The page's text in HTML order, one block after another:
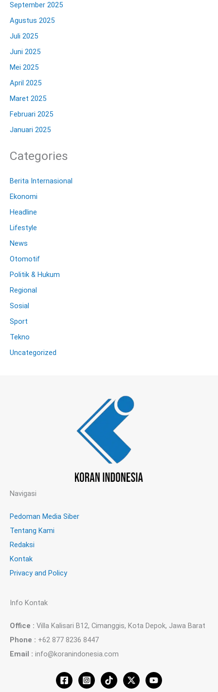
September 2025
Agustus 2025
Juli 2025
Juni 2025
Mei 2025
April 2025
Maret 2025
Februari 2025
Januari 2025
Categories
Berita Internasional
Ekonomi
Headline
Lifestyle
News
Otomotif
Politik & Hukum
Regional
Sosial
Sport
Tekno
Uncategorized
Navigasi
Pedoman Media Siber
Tentang Kami
Redaksi
Kontak
Privacy and Policy
Info Kontak
Office : Villa Kalisari B12, Cimanggis, Kota Depok, Jawa Barat
Phone : +62 877 8236 8447
Email : info@koranindonesia.com